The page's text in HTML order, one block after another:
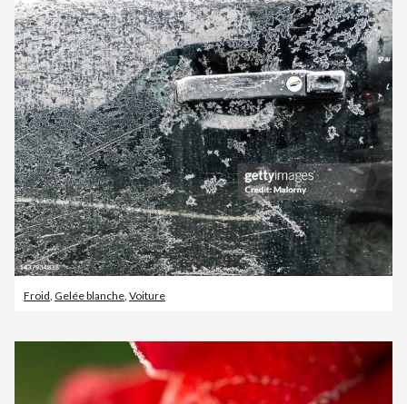
Froid, Gelée blanche, Voiture